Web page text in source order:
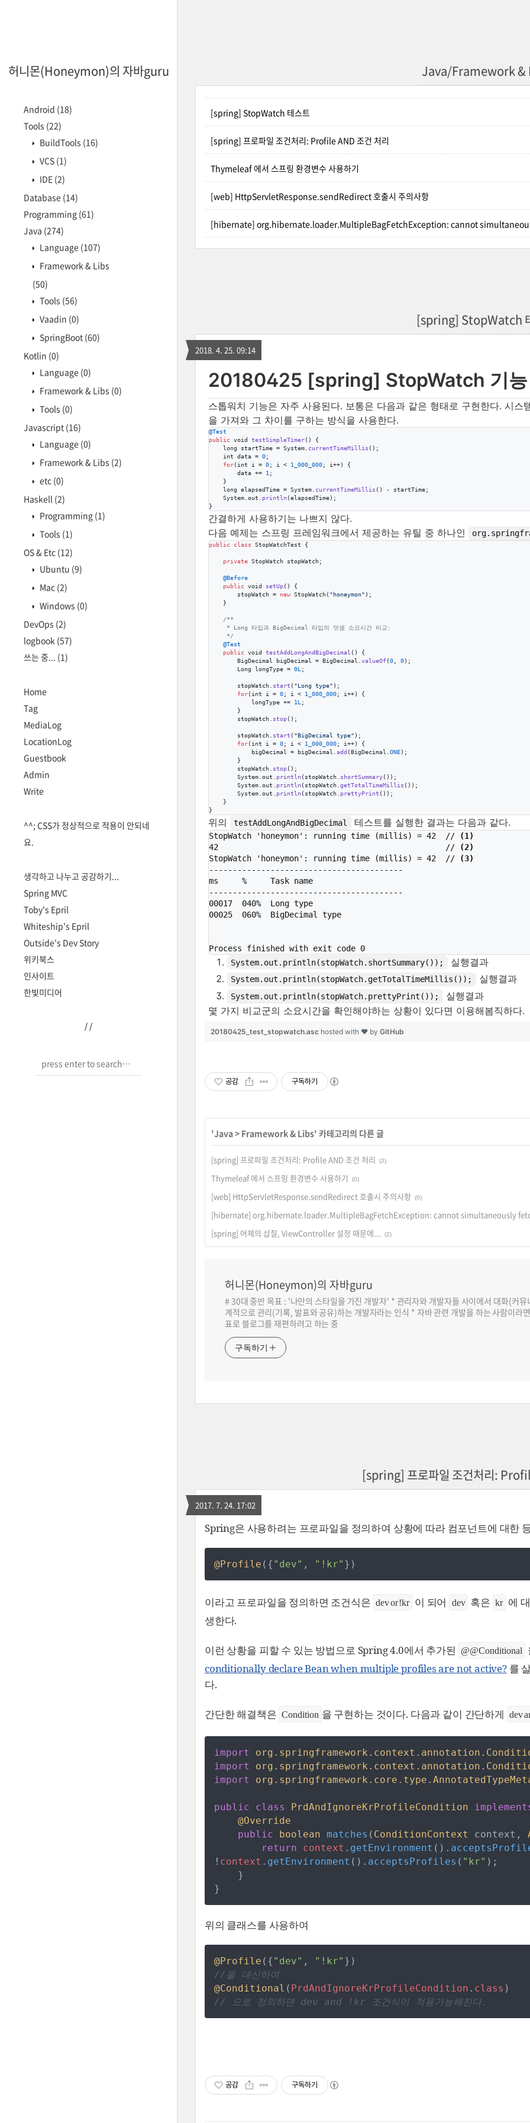
허니몬(Honeymon)의 자바guru
Android (18)
Tools (22)
BuildTools (16)
VCS (1)
IDE (2)
Database (14)
Programming (61)
Java (274)
Language (107)
Framework & Libs
(50)
Tools (56)
Vaadin (0)
SpringBoot (60)
Kotlin (0)
Language (0)
Framework & Libs (0)
Tools (0)
Javascript (16)
Language (0)
Framework & Libs (2)
etc (0)
Haskell (2)
Programming (1)
Tools (1)
OS & Etc (12)
Ubuntu (9)
Mac (2)
Windows (0)
DevOps (2)
logbook (57)
쓰는 중... (1)
Home
Tag
MediaLog
LocationLog
Guestbook
Admin
Write
^^; CSS가 정상적으로 적용이 안되네
요.
생각하고 나누고 공감하기...
Spring MVC
Toby's Epril
Whiteship's Epril
Outside's Dev Story
위키북스
인사이트
한빛미디어
/ /
Java/Framework &
[spring] StopWatch 테스트
[spring] 프로파일 조건처리: Profile AND 조건 처리
Thymeleaf 에서 스프링 환경변수 사용하기
[web] HttpServletResponse.sendRedirect 호출시 주의사항
[hibernate] org.hibernate.loader.MultipleBagFetchException: cannot
[spring] StopWatch
2018. 4. 25. 09:14
20180425 [spring] StopWatch 기능
스톱워치 기능은 자주 사용된다. 보통은 다음과 같은 형태로 구현한다. 시스
을 가져와 그 차이를 구하는 방식을 사용한다.
@Test
public void testSimpleTimer() {
long
startTime = System. currentTimeMillis ();
int
data = 0;
for(int i = 0; i < 1_000_000; i++) {
data += 1;
    }
long
elapsedTime = System. currentTimeMillis () - startTime;
System.out . println (elapsedTime);
}
간결하게 사용하기는 나쁘지 않다.
다음 예제는 스프링 프레임워크에서 제공하는 유틸 중 하나인
public class StopWatchTest {
private StopWatch stopWatch;
@Before
public void setUp() {
stopWatch = new StopWatch( "honeymon" );
    }
/**
     * Long 타입과 BigDecimal 타입의 덧셈 소요시간 비교:
     */
@Test
public void testAddLongAndBigDecimal () {
BigDecimal
bigDecimal = BigDecimal valueOf(0 0);
Long
longType = 0L ;
stopWatch start ( "Long type" );
for( int i = 0; i < 1_000_000; i++) {
longType += 1L ;
        }
stopWatch
stop();
stopWatch start ( "BigDecimal type" );
for( int i = 0; i < 1_000_000; i++) {
bigDecimal
= bigDecimal add (BigDecimal ONE);
        }
stopWatch
stop();
System out println ( stopWatch shortSummary());
System out println ( stopWatch getTotalTimeMillis ());
System out println ( stopWatch prettyPrint ());
    }
}
위의 testAddLongAndBigDecimal 테스트를 실행한 결과는 다음과 같다.
StopWatch 'honeymon': running time (millis) = 42  //
(1)
42                                                //
(2)
StopWatch 'honeymon': running time (millis) = 42  //
(3)
-----------------------------------------
ms     %     Task name
-----------------------------------------
00017  040%  Long type
00025  060%  BigDecimal type
Process finished with exit code 0
System.out.println(stopWatch.shortSummary());
실행결과
System.out.println(stopWatch.getTotalTimeMillis()); 실행결과
System.out.println(stopWatch.prettyPrint());
실행결과
몇 가지 비교군의 소요시간을 확인해야하는 상황이 있다면 이용해봄직하다.
20180425_test_stopwatch.asc hosted with ❤ by GitHub
공감 구독하기
'Java> Framework & Libs' 카테고리의 다른 글
[spring] 프로파일 조건처리: Profile AND 조건 처리 (2)
Thymeleaf 에서 스프링 환경변수 사용하기
(0)
[web] HttpServletResponse.sendRedirect 호출시 주의사항 (0)
[hibernate] org.hibernate.loader.MultipleBagFetchException: cannot simultaneously
[spring] 어제의 삽질, ViewController 설정 때문에...
(2)
허니몬(Honeymon)의 자바guru
# 30대 중반 목표 : '나만의 스타일을 가진 개발자' * 관리자와 개발자들 사이에서 대화(커
계적으로 관리(기록, 발표와 공유)하는 개발자라는 인식 * 자바 관련 개발을 하는 사람이라
표로 블로그를 재편하려고 하는 중
구독하기
[spring] 프로파일 조건처리:
2017. 7. 24. 17:02
Spring은 사용하려는 프로파일을 정의하여 상황에 따라 컴포넌트에 대한
@Profile ( { " dev" , " !kr" } )
이라고 프로파일을 정의하면 조건식은 dev or !kr 이 되어 dev 혹은 kr 에
생한다.
이런 상황을 피할 수 있는 방법으로 Spring 4.0에서 추가된 @@Conditional
conditionally declare Bean when multiple profiles are not active? 를
다.
간단한 해결책은 Condition 을 구현하는 것이다. 다음과 같이 간단하게 dev
import org . springframework . context . annotation .
import
org . springframework . context . annotation .
import
org . springframework . core . type .
public class PrdAndIgnoreKrProfileCondition
@Override
public
boolean matches ( ConditionContext context ,
return
context . getEnvironment ( ) .
! context . getEnvironment ( ) . acceptsProfiles ( " kr" ) ;
}
}
위의 클래스를 사용하여
@Profile ( { " dev" , " !kr" } )
// 을 대신하여
@Conditional ( PrdAndIgnoreKrProfileCondition . class )
//
으로 정의하면 dev and !kr 조건식이 적용가능해진다.
공감 구독하기